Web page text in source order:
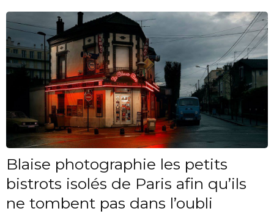
Blaise photographie les petits
bistrots isolés de Paris afin qu’ils
ne tombent pas dans l’oubli